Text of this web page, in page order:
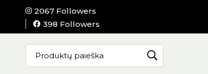
2067 Followers
398 Followers